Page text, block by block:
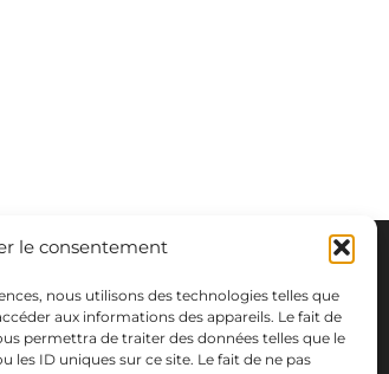
le consentement
nous utilisons des technologies telles que
aux informations des appareils. Le fait de
permettra de traiter des données telles que le
ID uniques sur ce site. Le fait de ne pas